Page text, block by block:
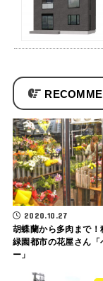
2020.10.27
胡蝶蘭から多肉まで！
緑園都市の花屋さん「
ー」